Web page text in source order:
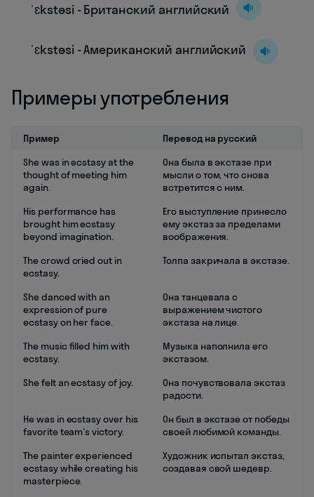
ˈɛkstəsi - Британский английский
ˈɛkstəsi - Американский английский
Примеры употребления
Пример
Перевод на русский
She was in ecstasy at the
thought of meeting him
again.
Она была в экстазе при
мысли о том, что снова
встретится с ним.
His performance has
brought him ecstasy
beyond imagination.
Его выступление принесло
ему экстаз за пределами
воображения.
The crowd cried out in
ecstasy.
Толпа закричала в экстазе.
She danced with an
expression of pure
ecstasy on her face.
Она танцевала с
выражением чистого
экстаза на лице.
The music filled him with
ecstasy.
Музыка наполнила его
экстазом.
She felt an ecstasy of joy.
Она почувствовала экстаз
радости.
He was in ecstasy over his
favorite team's victory.
Он был в экстазе от победы
своей любимой команды.
The painter experienced
ecstasy while creating his
masterpiece.
Художник испытал экстаз,
создавая свой шедевр.